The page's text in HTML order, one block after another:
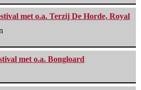
met o.a. Terzij De Horde, Royal
met o.a. Bongloard